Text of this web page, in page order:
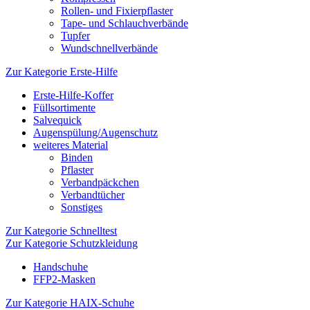
Rollen- und Fixierpflaster
Tape- und Schlauchverbände
Tupfer
Wundschnellverbände
Zur Kategorie Erste-Hilfe
Erste-Hilfe-Koffer
Füllsortimente
Salvequick
Augenspülung/Augenschutz
weiteres Material
Binden
Pflaster
Verbandpäckchen
Verbandtücher
Sonstiges
Zur Kategorie Schnelltest
Zur Kategorie Schutzkleidung
Handschuhe
FFP2-Masken
Zur Kategorie HAIX-Schuhe